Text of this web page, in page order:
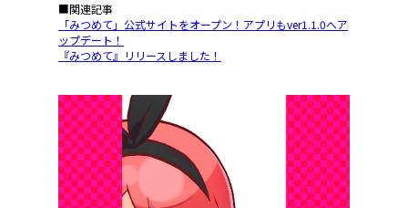
■関連記事
「みつめて」公式サイトをオープン！アプリもver1.1.0へア
ップデート！
『みつめて』リリースしました！